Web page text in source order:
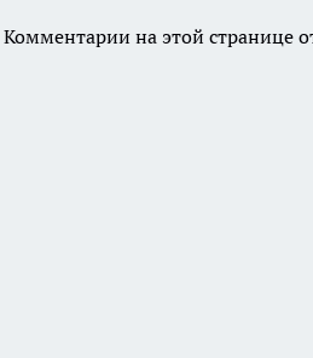
Комментарии на этой странице